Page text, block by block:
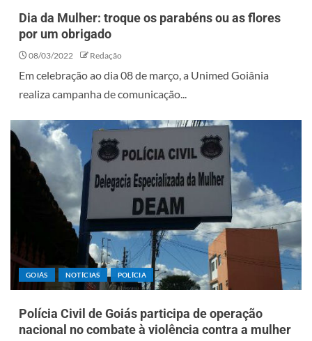
Dia da Mulher: troque os parabéns ou as flores
por um obrigado
08/03/2022 Redação
Em celebração ao dia 08 de março, a Unimed Goiânia
realiza campanha de comunicação...
GOIÁS NOTÍCIAS POLÍCIA
Polícia Civil de Goiás participa de operação
nacional no combate à violência contra a mulher